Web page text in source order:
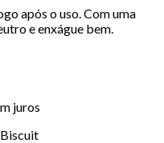
após o uso. Com uma
e enxágue bem.
juros